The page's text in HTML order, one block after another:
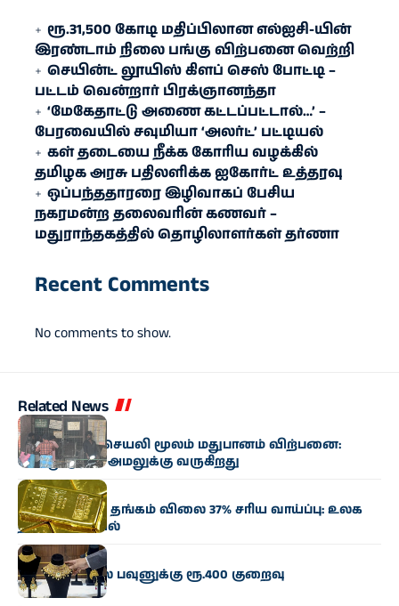
ரூ.31,500 கோடி மதிப்பிலான எல்ஐசி-​யின்
இரண்​டாம் நிலை பங்கு விற்பனை வெற்றி
செயின்ட் லூயிஸ் கிளப் செஸ் போட்டி –
பட்டம் வென்றார் பிரக்ஞானந்தா
‘மேகேதாட்டு அணை கட்டப்பட்டால்…’ –
பேரவையில் சவுமியா ‘அலர்ட்’ பட்டியல்
கள் தடையை நீக்க கோரிய வழக்கில்
தமிழக அரசு பதிலளிக்க ஐகோர்ட் உத்தரவு
ஒப்பந்ததாரரை இழிவாகப் பேசிய
நகரமன்ற தலைவரின் கணவர் –
மதுராந்தகத்தில் தொழிலாளர்கள் தர்ணா
Recent Comments
No comments to show.
Related News
அரசியல்
ஆன்லைன், செயலி மூலம் மதுபானம் விற்பனை:
இன்று முதல் அமலுக்கு வருகிறது
வணிகம்
இந்த ஆண்டு தங்கம் விலை 37% சரிய வாய்ப்பு: உலக
தங்க கவுன்சில்
வணிகம்
தங்கம் விலை பவுனுக்கு ரூ.400 குறைவு